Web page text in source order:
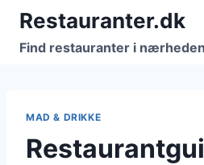
Fortsæt
indhold
Restauranter.dk
Find restauranter i
MAD & DRIKKE